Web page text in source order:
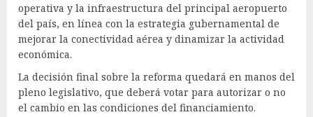
operativa y la infraestructura del principal aeropuerto
del país, en línea con la estrategia gubernamental de
mejorar la conectividad aérea y dinamizar la actividad
económica.
La decisión final sobre la reforma quedará en manos del
pleno legislativo, que deberá votar para autorizar o no
el cambio en las condiciones del financiamiento.